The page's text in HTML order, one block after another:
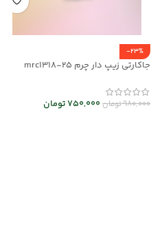
-23%
جاکارتی زیپ دار چرم mrc1318-25
980,000تومان750,000تومان